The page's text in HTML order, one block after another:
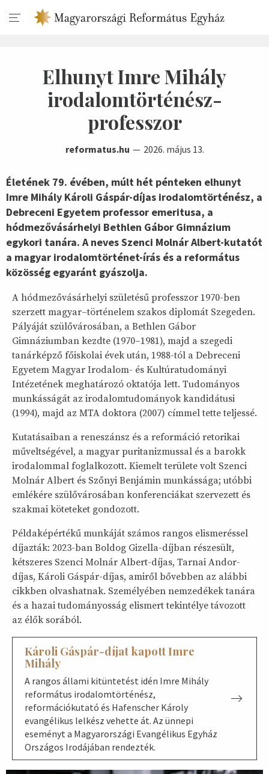
Elhunyt Imre Mihály
irodalomtörténész-
professzor
reformatus.hu 2026. május 13.
Életének 79. évében, múlt hét pénteken elhunyt
Imre Mihály Károli Gáspár-díjas irodalomtörténész, a
Debreceni Egyetem professor emeritusa, a
hódmezővásárhelyi Bethlen Gábor Gimnázium
egykori tanára. A neves Szenci Molnár Albert-kutatót
a magyar irodalomtörténet-írás és a református
közösség egyaránt gyászolja.
A hódmezővásárhelyi születésű professzor 1970-ben
szerzett magyar–történelem szakos diplomát Szegeden.
Pályáját szülővárosában, a Bethlen Gábor
Gimnáziumban kezdte (1970–1981), majd a szegedi
tanárképző főiskolai évek után, 1988-tól a Debreceni
Egyetem Magyar Irodalom- és Kultúratudományi
Intézetének meghatározó oktatója lett. Tudományos
munkásságát az irodalomtudományok kandidátusi
(1994), majd az MTA doktora (2007) címmel tette teljessé.
Kutatásaiban a reneszánsz és a reformáció retorikai
műveltségével, a magyar puritanizmussal és a barokk
irodalommal foglalkozott. Kiemelt területe volt Szenci
Molnár Albert és Szőnyi Benjámin munkássága; utóbbi
emlékére szülővárosában konferenciákat szervezett és
szakmai köteteket gondozott.
Példaképértékű munkáját számos rangos elismeréssel
díjazták: 2023-ban Boldog Gizella-díjban részesült,
kétszeres Szenci Molnár Albert-díjas, Tarnai Andor-
díjas, Károli Gáspár-díjas, amiről bővebben az alábbi
cikkben olvashatnak. Személyében nemzedékek tanára
és a hazai tudományosság elismert tekintélye távozott
az élők sorából.
Károli Gáspár-díjat kapott Imre
Mihály
A rangos állami kitüntetést idén Imre Mihály
református irodalomtörténész,
reformációkutató és Hafenscher Károly
evangélikus lelkész vehette át. Az ünnepi
eseményt a Magyarországi Evangélikus Egyház
Országos Irodájában rendezték.